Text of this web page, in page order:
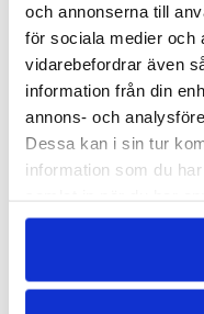
och annonserna till
för sociala medier och
vidarebefordrar även
information från din
annons- och
Dessa kan i sin tur
information som du
FÖRLAGET
tygkasse
SLUT I LAGER